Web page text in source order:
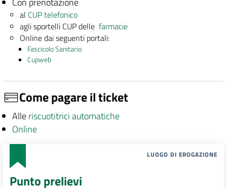
al CUP telefonico
agli sportelli CUP dellefarmacie
Online dai seguenti portali:
Fascicolo Sanitario
Cupweb
Come pagare il ticket
Alleriscuotitrici automatiche
Online
LUOGO DI EROGAZIONE
Punto prelievi